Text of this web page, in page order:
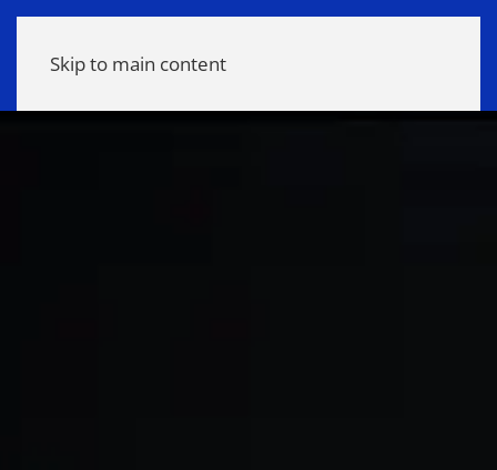
Skip to main content